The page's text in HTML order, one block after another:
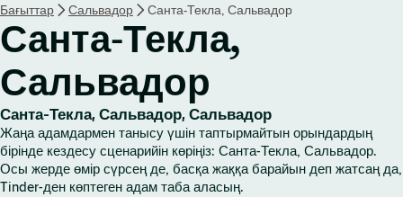
r
H
o
e
Бағыттар Сальвадор Санта-Текла, Сальвадор
Санта-Текла,
Сальвадор
Санта-Текла, Сальвадор, Сальвадор
Жаңа адамдармен танысу үшін таптырмайтын орындардың
бірінде кездесу сценарийін көріңіз: Санта-Текла, Сальвадор.
Осы жерде өмір сүрсең де, басқа жаққа барайын деп жатсаң да,
Tinder-ден көптеген адам таба аласың.